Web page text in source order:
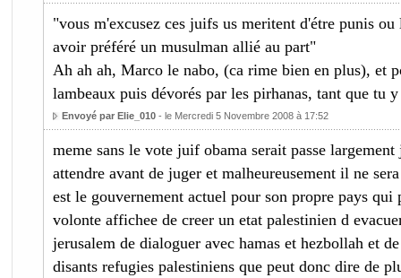
"vous m'excusez ces juifs us meritent d'étre punis ou
avoir préféré un musulman allié au part"
Ah ah ah, Marco le nabo, (ca rime bien en plus), et
lambeaux puis dévorés par les pirhanas, tant que tu y
Envoyé par Elie_010- le Mercredi 5 Novembre 2008 à 17:52
meme sans le vote juif obama serait passe
attendre avant de juger et malheureusement il ne
est le gouvernement actuel pour son propre pays qui
volonte affichee de creer un etat palestinien d
jerusalem de dialoguer avec hamas et hezbollah et
disants refugies palestiniens que peut donc dire de